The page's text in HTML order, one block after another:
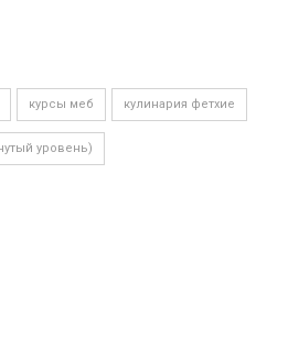
курсы меб кулинария фетхие
уровень)